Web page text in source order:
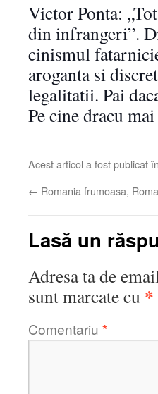
Victor Ponta:
din infrangeri”.
cinismul
aroganta si
legalitatii. Pai
Pe cine dracu
Acest articol a fost publicat în
← Romania frumoasa,
Lasă un
Adresa ta de
sunt marcate cu *
Comentariu *